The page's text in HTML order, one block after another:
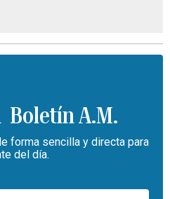
Boletín A.M.
forma sencilla y directa para
del día.